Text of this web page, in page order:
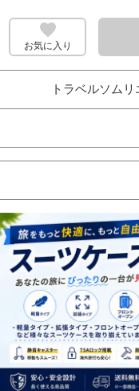
お気に入り
トラベルソム